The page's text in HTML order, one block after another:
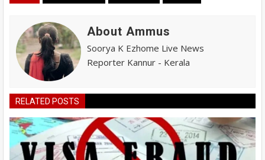
About Ammus
Soorya K Ezhome Live News
Reporter Kannur - Kerala
RELATED POSTS